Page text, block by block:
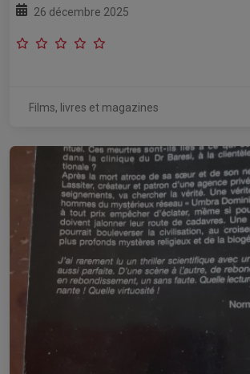
26 décembre 2025
Films, livres et magazines